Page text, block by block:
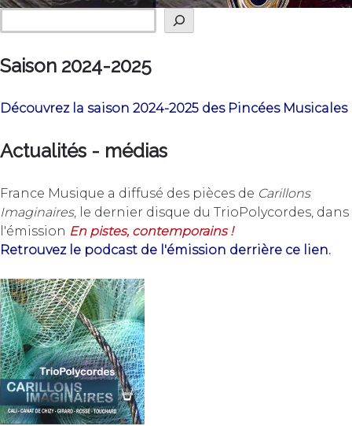
Saison 2024-2025
Découvrez la saison 2024-2025 des Pincées Musicales
Actualités - médias
France Musique a diffusé des pièces de Carillons
Imaginaires, le dernier disque du TrioPolycordes, dans
l'émission En pistes, contemporains !
Retrouvez le podcast de l'émission derrière ce lien.